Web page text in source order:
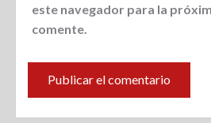
este navegador para la
comente.